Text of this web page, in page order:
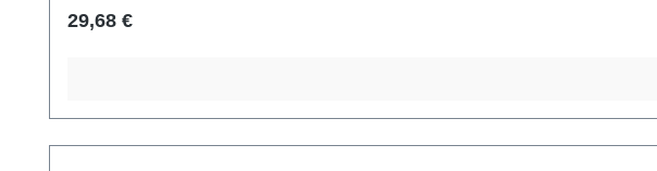
Regulärer Preis:
29,68 €